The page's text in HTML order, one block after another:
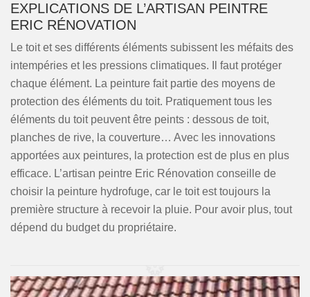
EXPLICATIONS DE L’ARTISAN PEINTRE
ERIC RÉNOVATION
Le toit et ses différents éléments subissent les méfaits des
intempéries et les pressions climatiques. Il faut protéger
chaque élément. La peinture fait partie des moyens de
protection des éléments du toit. Pratiquement tous les
éléments du toit peuvent être peints : dessous de toit,
planches de rive, la couverture… Avec les innovations
apportées aux peintures, la protection est de plus en plus
efficace. L’artisan peintre Eric Rénovation conseille de
choisir la peinture hydrofuge, car le toit est toujours la
première structure à recevoir la pluie. Pour avoir plus, tout
dépend du budget du propriétaire.